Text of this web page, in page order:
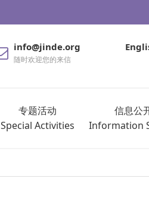
info@jinde.org
随时欢迎您的来信
专题活动
Special Activities
信息公
Information